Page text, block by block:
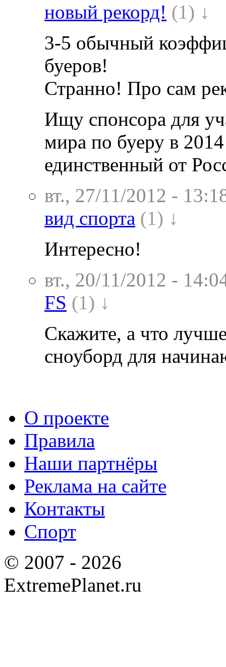
новый рекорд! (1) ↓
3-5 обычный
буеров!
Странно! Про сам
Ищу спонсора для
мира по буеру в
единственный от
вт., 27/11/2012 -
вид спорта (1) ↓
Интересно!
вт., 20/11/2012 -
FS (1) ↓
Скажите, а что
сноуборд для
О проекте
Правила
Наши партнёры
Реклама на сайте
Контакты
Спорт
© 2007 - 2026
ExtremePlanet.ru